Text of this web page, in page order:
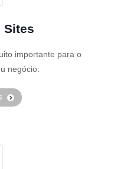
Sites
importante para o
negócio.